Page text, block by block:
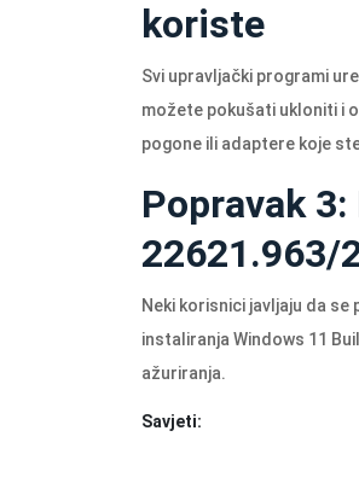
koriste
Svi upravljački programi
možete pokušati ukloniti i
pogone ili adaptere koje
Popravak
22621.963/
Neki korisnici javljaju da
instaliranja Windows 11
ažuriranja.
Savjeti: